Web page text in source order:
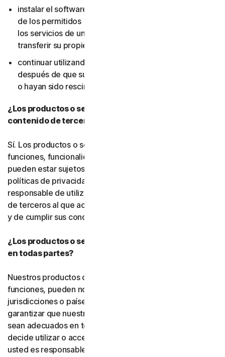
instalar el software o los servicios en más dispositivos
de los permitidos (incluido no eliminar el software o
los servicios de un dispositivo antes de venderlo o
transferir su propiedad); ni
continuar utilizando el software o los servicios
después de que sus derechos de uso hayan expirado
o hayan sido rescindidos.
¿Los productos o servicios incluyen funciones o
contenido de terceros?
Sí. Los productos o servicios pueden incorporar
funciones, funcionalidades o contenido de terceros, que
pueden estar sujetos a condiciones de servicio y
políticas de privacidad de terceros. Usted es
responsable de utilizar correctamente cualquier recurso
de terceros al que acceda a través de nuestros servicios
y de cumplir sus condiciones de servicio.
¿Los productos o servicios de Gen están disponibles
en todas partes?
Nuestros productos o servicios, o determinadas
funciones, pueden no estar disponibles en todas las
jurisdicciones o países, y no podemos declarar ni
garantizar que nuestro software, servicios o contenido
sean adecuados en todos los países o jurisdicciones. Si
decide utilizar o acceder a nuestro software o servicios,
usted es responsable de cumplir todas las leyes, normas